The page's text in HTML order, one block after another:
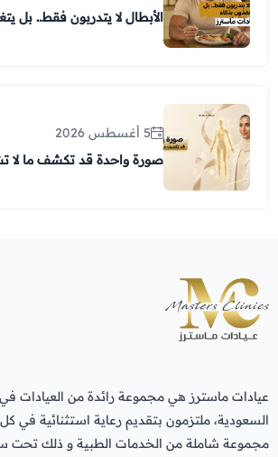
الأبطال لا يتدربون فقط.. بل
5 أغسطس 2026
صورة واحدة قد تكشف ما لا
عيادات ماسترز هي مجموعة رائدة من العيادات في
السعودية، ملتزمون بتقديم رعاية استثنائية في
مجموعة شاملة من الخدمات الطبية و ذلك تحت